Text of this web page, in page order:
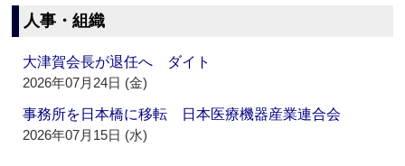
人事・組織
大津賀会長が退任へ ダイト
2026年07月24日 (金)
事務所を日本橋に移転 日本医療機器産業連合会
2026年07月15日 (水)